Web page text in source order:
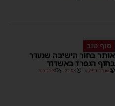
סוף טוב
אותר בחור הישיבה שנעדר
בחוף הנפרד באשדוד
מנחם דויטש 22:08 3 תגובות